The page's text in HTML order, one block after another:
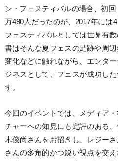
ン・フェスティバルの場合、初
万490人だったのが、2017年には
フェスティバルとしては世界有
書はそんな夏フェスの足跡や周
変化などに触れながら、エンタ
ジネスとして、フェスが成功し
す。
今回のイベントでは、メディア
チャーへの知見にも定評のある
木俊尚さんをお招きし、レジー
さんの多角的かつ鋭い視点を交